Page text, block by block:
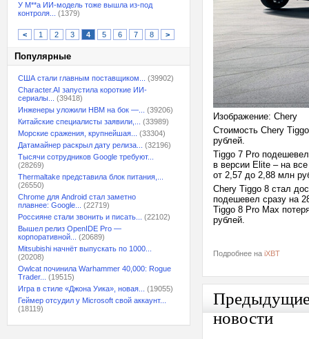
У M**a ИИ-модель тоже вышла из-под
контроля...
(1379)
< 1 2 3 4 5 6 7 8 >
Популярные
США стали главным поставщиком...
(39902)
Character.AI запустила короткие ИИ-
сериалы...
(39418)
Инженеры уложили HBM на бок —...
(39206)
Китайские специалисты заявили,...
(33989)
Морские сражения, крупнейшая...
(33304)
Датамайнер раскрыл дату релиза...
(32196)
Тысячи сотрудников Google требуют...
(28269)
Thermaltake представила блок питания,...
(26550)
Chrome для Android стал заметно
плавнее: Google...
(22719)
Россияне стали звонить и писать...
(22102)
Вышел релиз OpenIDE Pro —
корпоративной...
(20689)
Mitsubishi начнёт выпускать по 1000...
(20208)
Owlcat починила Warhammer 40,000: Rogue
Trader...
(19515)
Игра в стиле «Джона Уика», новая...
(19055)
Геймер отсудил у Microsoft свой аккаунт...
(18119)
Изображение: Chery
Стоимость Chery
рублей.
Tiggo 7 Pro
в версии Elite – на
от 2,57 до 2,88 млн
Chery Tiggo 8 стал
подешевел сразу на
Tiggo 8 Pro Max
рублей.
Подробнее на iXBT
новости